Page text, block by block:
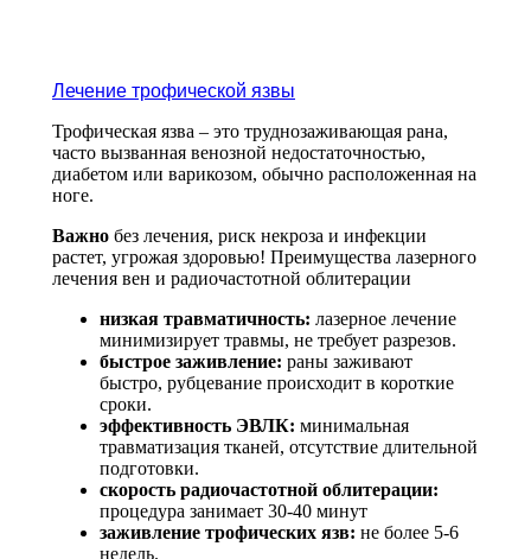
Лечение трофической язвы
Трофическая язва – это труднозаживающая рана,
часто вызванная венозной недостаточностью,
диабетом или варикозом, обычно расположенная на
ноге.
Важно без лечения, риск некроза и инфекции
растет, угрожая здоровью! Преимущества лазерного
лечения вен и радиочастотной облитерации
низкая травматичность: лазерное лечение
минимизирует травмы, не требует разрезов.
быстрое заживление: раны заживают
быстро, рубцевание происходит в короткие
сроки.
эффективность ЭВЛК: минимальная
травматизация тканей, отсутствие длительной
подготовки.
скорость радиочастотной облитерации:
процедура занимает 30-40 минут
заживление трофических язв: не более 5-6
недель.